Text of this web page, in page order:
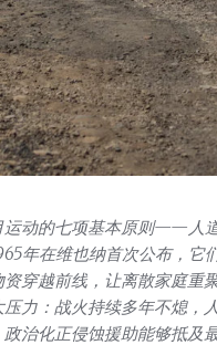
运动的七项基本原则——
年在维也纳首次公布，
穿越前线，让离散家庭
力：战火持续多年不熄，
治化正侵蚀援助能够抵